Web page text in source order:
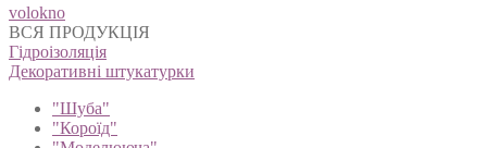
Навігація
записів
volokno
ВСЯ ПРОДУКЦІЯ
Гідроізоляція
Декоративні штукатурки
"Шуба"
"Короїд"